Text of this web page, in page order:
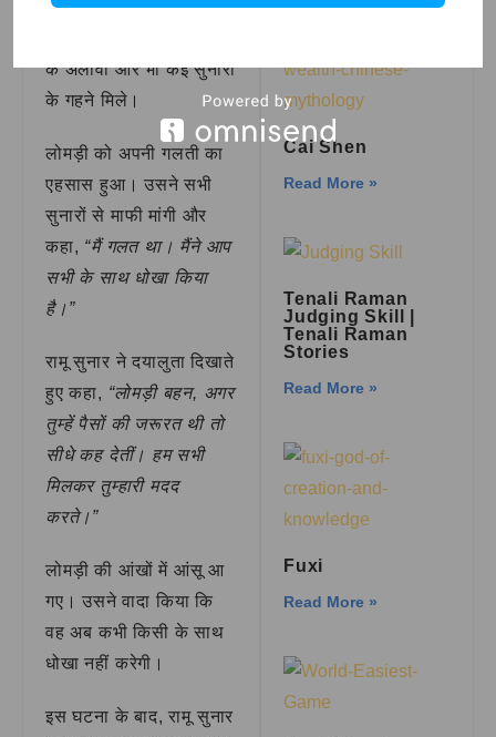
जब लोमड़ी को पकड़ा गया,
के अलावा और भी कई सुनारों
के गहने मिले।
लोमड़ी को अपनी गलती का
एहसास हुआ। उसने सभी
सुनारों से माफी मांगी और
कहा, “मैं गलत था। मैंने आप
सभी के साथ धोखा किया
है।”
रामू सुनार ने दयालुता दिखाते
हुए कहा, “लोमड़ी बहन, अगर
तुम्हें पैसों की जरूरत थी तो
सीधे कह देतीं। हम सभी
मिलकर तुम्हारी मदद
करते।”
लोमड़ी की आंखों में आंसू आ
गए। उसने वादा किया कि
वह अब कभी किसी के साथ
धोखा नहीं करेगी।
इस घटना के बाद, रामू सुनार
Read More »
Cai Shen
Read More »
Tenali Raman
Judging Skill |
Tenali Raman
Stories
Read More »
Fuxi
Read More »